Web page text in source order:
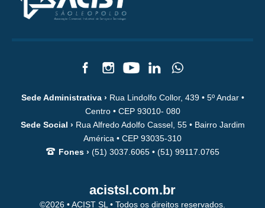
Sede Administrativa › Rua Lindolfo Collor, 439 • 5º Andar •
Centro • CEP 93010- 080
Sede Social › Rua Alfredo Adolfo Cassel, 55 • Bairro Jardim
América • CEP 93035-310
Fones › (51) 3037.6065 • (51) 99117.0765
acistsl.com.br
©2026 • ACIST SL • Todos os direitos reservados.